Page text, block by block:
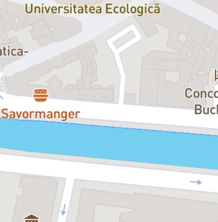
raporturile de putere deveneau un teritoriu al fragilității și al
controlului. Dacă înCaninviolența era domesticită până la absurd,
Funny Games
ea devine imposibil de negociat: un joc care începe
aproape banal și care, odată pornit, nu mai știe să se oprească.